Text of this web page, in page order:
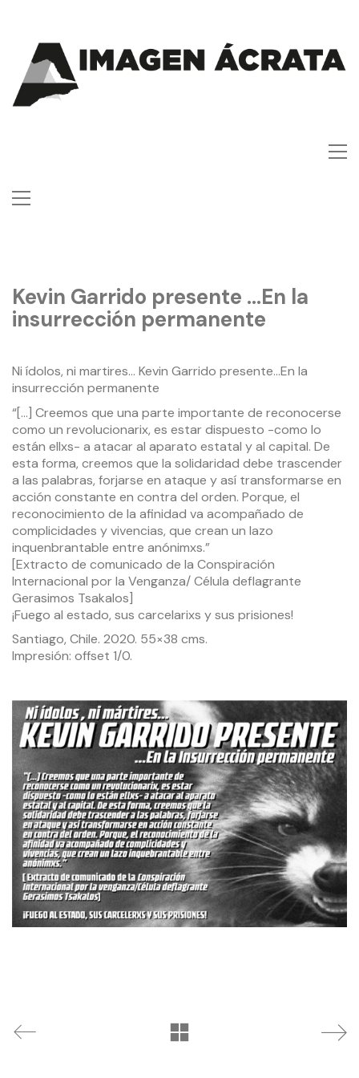
Kevin Garrido presente …En la
insurrección permanente
Ni ídolos, ni martires… Kevin Garrido presente…En la
insurrección permanente
“[…] Creemos que una parte importante de reconocerse
como un revolucionarix, es estar dispuesto -como lo
están ellxs- a atacar al aparato estatal y al capital. De
esta forma, creemos que la solidaridad debe trascender
a las palabras, forjarse en ataque y así transformarse en
acción constante en contra del orden. Porque, el
reconocimiento de la afinidad va acompañado de
complicidades y vivencias, que crean un lazo
inquenbrantable entre anónimxs.”
[Extracto de comunicado de la Conspiración
Internacional por la Venganza/ Célula deflagrante
Gerasimos Tsakalos]
¡Fuego al estado, sus carcelarixs y sus prisiones!
Santiago, Chile. 2020. 55×38 cms.
Impresión: offset 1/0.